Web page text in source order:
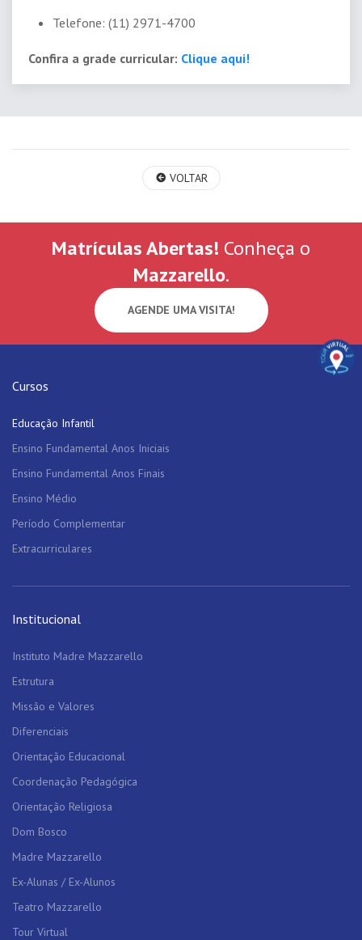
Telefone: (11) 2971-4700
Confira a grade curricular: Clique aqui!
VOLTAR
Matrículas Abertas! Conheça o
Mazzarello.
AGENDE UMA VISITA!
Cursos
Educação Infantil
Ensino Fundamental Anos Iniciais
Ensino Fundamental Anos Finais
Ensino Médio
Período Complementar
Extracurriculares
Institucional
Instituto Madre Mazzarello
Estrutura
Missão e Valores
Diferenciais
Orientação Educacional
Coordenação Pedagógica
Orientação Religiosa
Dom Bosco
Madre Mazzarello
Ex-Alunas / Ex-Alunos
Teatro Mazzarello
Tour Virtual